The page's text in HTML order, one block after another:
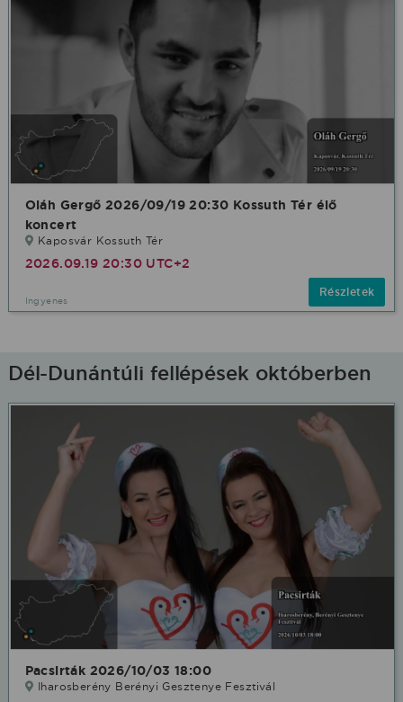
Oláh Gergő 2026/09/19 20:30 Kossuth Tér élő
koncert
Kaposvár Kossuth Tér
2026.09.19 20:30 UTC+2
Ingyenes
Részletek
Dél-Dunántúli fellépések októberben
Pacsirták 2026/10/03 18:00
Iharosberény Berényi Gesztenye Fesztivál